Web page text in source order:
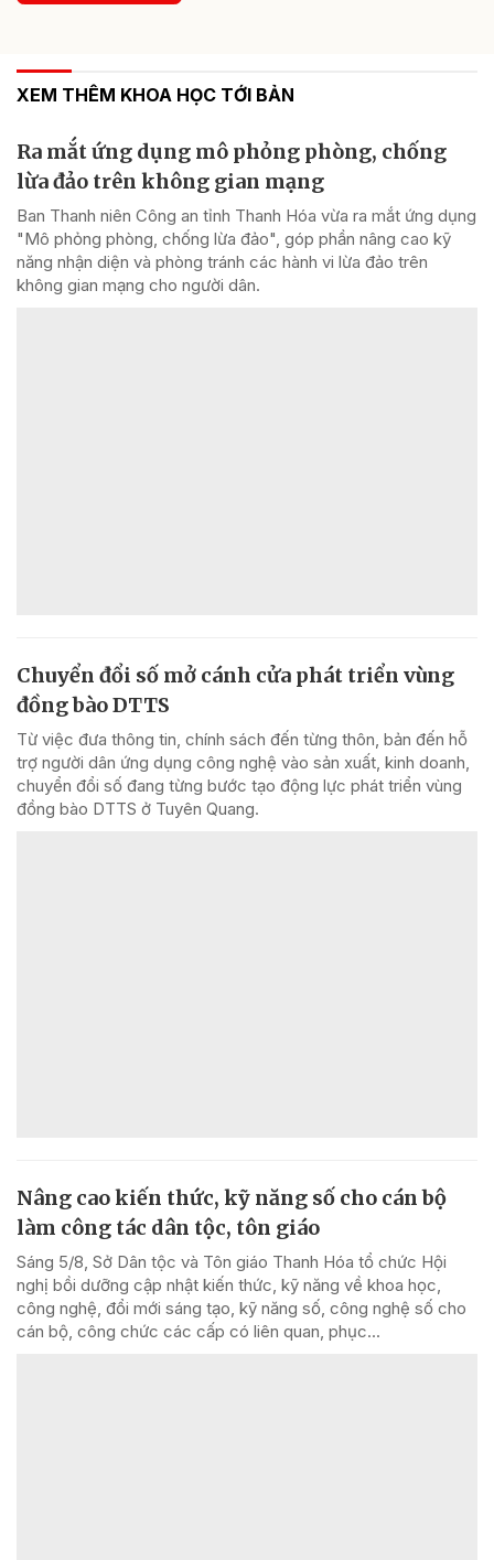
XEM THÊM KHOA HỌC TỚI BẢN
Ra mắt ứng dụng mô phỏng phòng, chống
lừa đảo trên không gian mạng
Ban Thanh niên Công an tỉnh Thanh Hóa vừa ra mắt ứng dụng
"Mô phỏng phòng, chống lừa đảo", góp phần nâng cao kỹ
năng nhận diện và phòng tránh các hành vi lừa đảo trên
không gian mạng cho người dân.
Chuyển đổi số mở cánh cửa phát triển vùng
đồng bào DTTS
Từ việc đưa thông tin, chính sách đến từng thôn, bản đến hỗ
trợ người dân ứng dụng công nghệ vào sản xuất, kinh doanh,
chuyển đổi số đang từng bước tạo động lực phát triển vùng
đồng bào DTTS ở Tuyên Quang.
Nâng cao kiến thức, kỹ năng số cho cán bộ
làm công tác dân tộc, tôn giáo
Sáng 5/8, Sở Dân tộc và Tôn giáo Thanh Hóa tổ chức Hội
nghị bồi dưỡng cập nhật kiến thức, kỹ năng về khoa học,
công nghệ, đổi mới sáng tạo, kỹ năng số, công nghệ số cho
cán bộ, công chức các cấp có liên quan, phục...